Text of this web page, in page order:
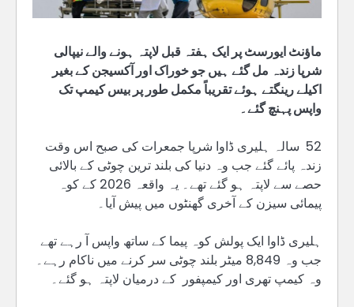
ماؤنٹ ایورسٹ پر ایک ہفتہ قبل لاپتہ ہونے والے نیپالی
شرپا زندہ مل گئے ہیں جو خوراک اور آکسیجن کے بغیر
اکیلے رینگتے ہوئے تقریباً مکمل طور پر بیس کیمپ تک
واپس پہنچ گئے۔
52 سالہ ہلیری ڈاوا شرپا جمعرات کی صبح اس وقت
زندہ پائے گئے جب وہ دنیا کی بلند ترین چوٹی کے بالائی
حصے سے لاپتہ ہو گئے تھے۔ یہ واقعہ 2026 کے کوہ
پیمائی سیزن کے آخری گھنٹوں میں پیش آیا۔
ہلیری ڈاوا ایک پولش کوہ پیما کے ساتھ واپس آ رہے تھے
جب وہ 8,849 میٹر بلند چوٹی سر کرنے میں ناکام رہے۔
وہ کیمپ تھری اور کیمپفور کے درمیان لاپتہ ہو گئے۔